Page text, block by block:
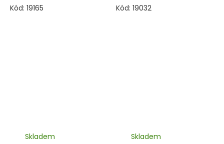
Kód: 19165 Kód: 19032
Skladem Skladem